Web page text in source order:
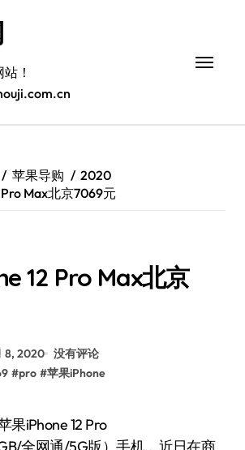
！
苹果导购
2020
Max北京7069元
12 Pro Max北京
8, 2020 没有评论
#pro #苹果iPhone